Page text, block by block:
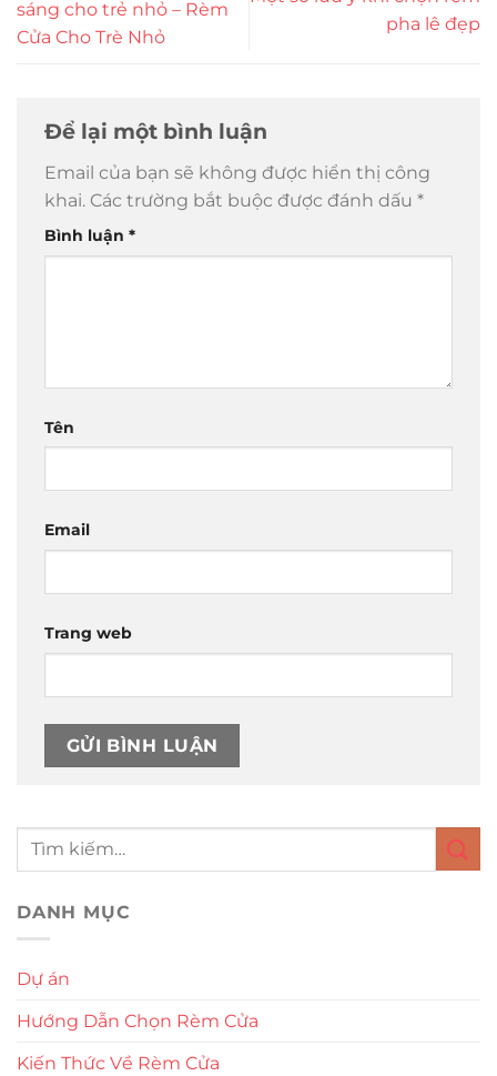
sáng cho trẻ nhỏ – Rèm
Cửa Cho Trè Nhỏ
pha lê đẹp
Để lại một bình luận
Email của bạn sẽ không được hiển thị công
khai. Các trường bắt buộc được đánh dấu *
Bình luận *
Tên
Email
Trang web
DANH MỤC
Dự án
Hướng Dẫn Chọn Rèm Cửa
Kiến Thức Về Rèm Cửa